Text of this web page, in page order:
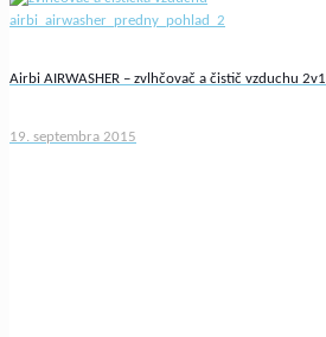
Airbi AIRWASHER – zvlhčovač a čistič vzduchu 2v1
19. septembra 2015